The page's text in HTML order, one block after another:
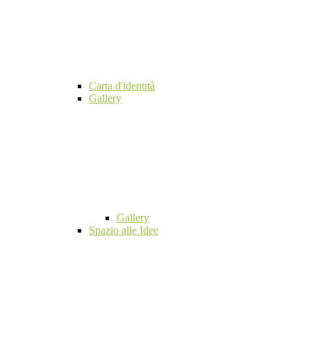
Carta d'identità
Gallery
Gallery
Spazio alle Idee